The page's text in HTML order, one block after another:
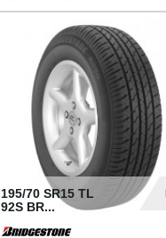
195/70 SR15 TL
92S BR...